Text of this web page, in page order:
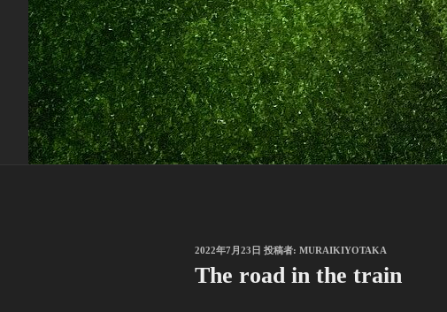
投
2022年7月23日 投稿者: MURAIKIYOTAKA
The road in the train